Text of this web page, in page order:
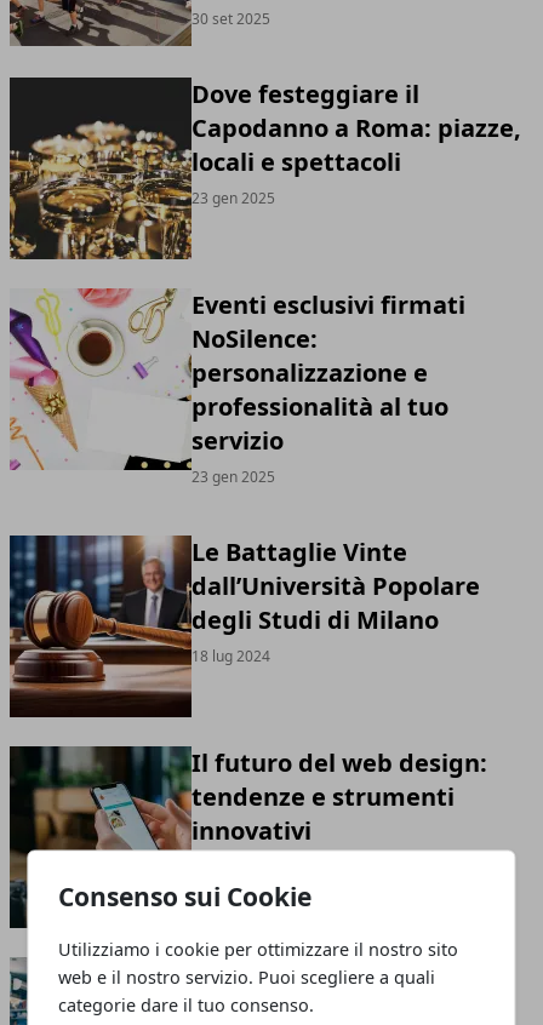
Consenso sui Cookie
Utilizziamo i cookie per ottimizzare il nostro sito
web e il nostro servizio. Puoi scegliere a quali
categorie dare il tuo consenso.
30 set 2025
Dove festeggiare il
Capodanno a Roma: piazze,
locali e spettacoli
23 gen 2025
Eventi esclusivi firmati
NoSilence:
personalizzazione e
professionalità al tuo
servizio
23 gen 2025
Le Battaglie Vinte
dall’Università Popolare
degli Studi di Milano
18 lug 2024
Il futuro del web design:
tendenze e strumenti
innovativi
Come aprire un negozio di
alimentari a Rimini